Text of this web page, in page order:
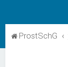
ProstSchG